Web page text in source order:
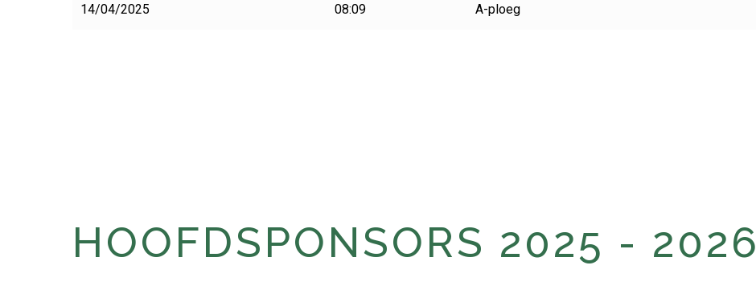
14/04/2025 08:09 A-ploeg
HOOFDSPONSORS 2025 - 2026